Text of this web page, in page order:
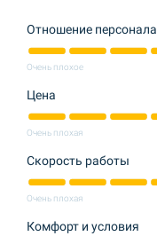
Отношение персонала
Очень плохое
Цена
Очень плохая
Скорость работы
Очень плохая
Комфорт и условия